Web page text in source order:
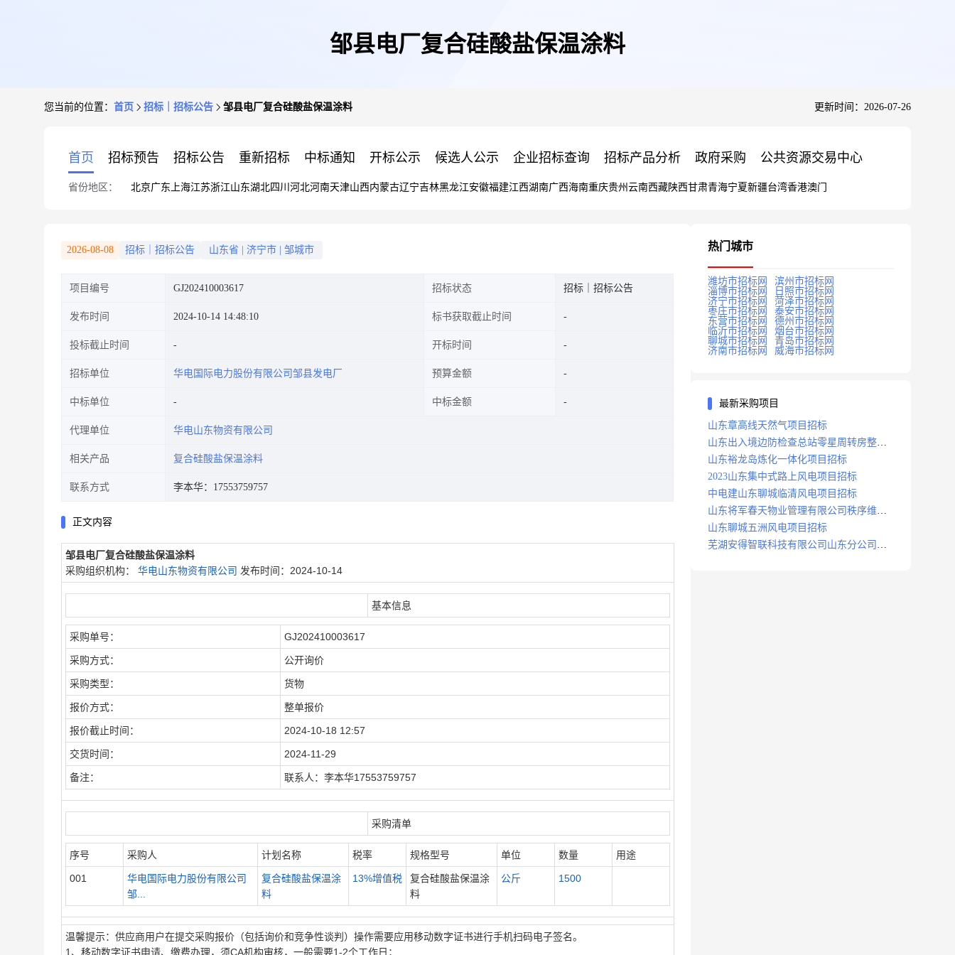
邹县电厂复合硅酸盐保温涂料
您当前的位置： 首页 招标｜招标公告 邹县电厂复合硅酸盐保温涂料 更新时间：2026-07-26
首页 招标预告 招标公告 重新招标 中标通知 开标公示 候选人公示 企业招标查询 招标产品分析 政府采购 公共资源交易中心
省份地区： 北京广东 上海江苏浙江山东湖北四川 河北河南天津山西内蒙古辽宁吉林黑龙江安徽福建江西湖南广西海南重庆贵州 云南西藏陕西甘肃青海宁夏新疆台湾香港澳门
2026-08-08 招标｜招标公告 山东省 济宁市 邹城市
项目编号 GJ202410003617 招标状态 招标｜招标公告
发布时间 2024-10-14 14:48:10 标书获取截止时间
投标截止时间 开标时间
招标单位 华电国际电力股份有限公司邹县发电厂 预算金额
中标单位 中标金额
代理单位 华电山东物资有限公司
相关产品 复合硅酸盐保温涂料
联系方式 李本华：17553759757
正文内容
邹县电厂复合硅酸盐保温涂料
采购组织机构： 华电山东物资有限公司 发布时间：2024-10-14
基本信息
采购单号： GJ202410003617
采购方式： 公开询价
采购类型： 货物
报价方式： 整单报价
报价截止时间： 2024-10-18 12:57
交货时间： 2024-11-29
备注： 联系人：李本华17553759757
采购清单
序号 采购人 计划名称 税率 规格型号 单位 数量 用途
001
华电国际电力股份有限公司
邹...
复合硅酸盐保温涂
料
13%增值税
复合硅酸盐保温涂
料
公斤 1500
温馨提示：供应商用户在提交采购报价（包括询价和竞争性谈判）操作需要应用移动数字证书进行手机扫码电子签名。
1、移动数字证书申请、缴费办理，须CA机构审核，一般需要1-2个工作日；
热门城市
潍坊市招标网
滨州市招标网
淄博市招标网
日照市招标网
济宁市招标网
菏泽市招标网
枣庄市招标网
泰安市招标网
东营市招标网
德州市招标网
临沂市招标网
烟台市招标网
聊城市招标网
青岛市招标网
济南市招标网
威海市招标网
最新采购项目
山东章高线天然气项目招标
山东出入境边防检查总站零星周转房整修
项目招标中标
山东裕龙岛炼化一体化项目招标
2023山东集中式路上风电项目招标
中电建山东聊城临清风电项目招标
山东将军春天物业管理有限公司秩序维护
服务项目招标公告
山东聊城五洲风电项目招标
芜湖安得智联科技有限公司山东分公司济